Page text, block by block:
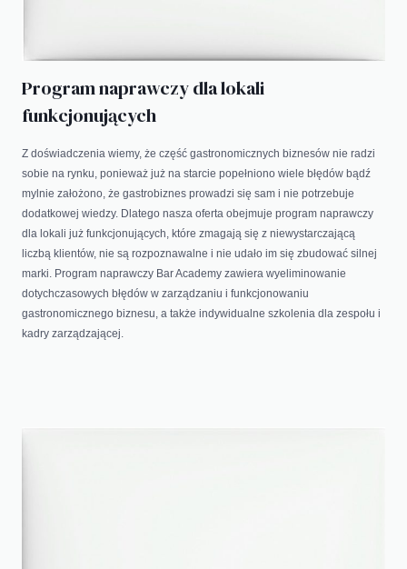
Program naprawczy dla lokali
funkcjonujących
Z doświadczenia wiemy, że część gastronomicznych biznesów nie radzi
sobie na rynku, ponieważ już na starcie popełniono wiele błędów bądź
mylnie założono, że gastrobiznes prowadzi się sam i nie potrzebuje
dodatkowej wiedzy. Dlatego nasza oferta obejmuje program naprawczy
dla lokali już funkcjonujących, które zmagają się z niewystarczającą
liczbą klientów, nie są rozpoznawalne i nie udało im się zbudować silnej
marki. Program naprawczy Bar Academy zawiera wyeliminowanie
dotychczasowych błędów w zarządzaniu i funkcjonowaniu
gastronomicznego biznesu, a także indywidualne szkolenia dla zespołu i
kadry zarządzającej.